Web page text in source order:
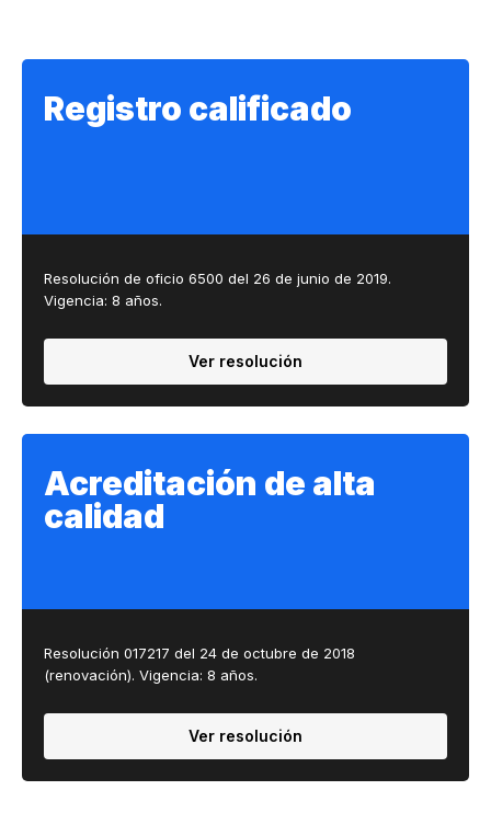
Registro calificado
Resolución de oficio 6500 del 26 de junio de 2019.
Vigencia: 8 años.
Ver resolución
Acreditación de alta
calidad
Resolución 017217 del 24 de octubre de 2018
(renovación). Vigencia: 8 años.
Ver resolución